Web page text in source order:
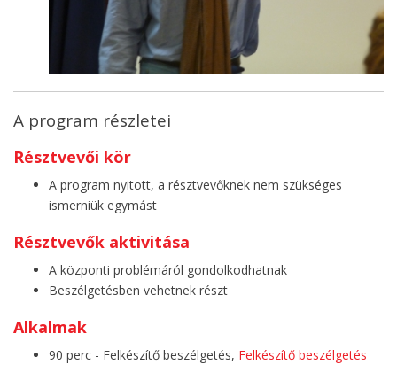
A program részletei
Résztvevői kör
A program nyitott, a résztvevőknek nem szükséges
ismerniük egymást
Résztvevők aktivitása
A központi problémáról gondolkodhatnak
Beszélgetésben vehetnek részt
Alkalmak
90 perc - Felkészítő beszélgetés, Felkészítő beszélgetés